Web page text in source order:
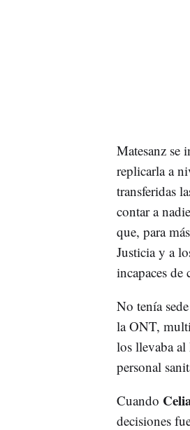
Matesanz se
replicarla a
transferidas
contar a
que, para
Justicia y a
incapaces de
No tenía
la ONT,
los llevaba al
personal
Cuando
decisiones